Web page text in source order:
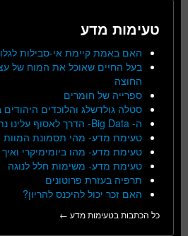
טעימות מדע
האם באמת קיימת אי-סבילות
בעל החיים שאוכל את המוח של
החוצה
ספרייה של חומרים
סטלה גולדשלג והלוכדים
ה- Big Data- הדרך לאסוף עלינו נתונים
טעימת מדע- מהי תסמונת המוות
טעימת מדע- מהו ביומימיקרי
טעימת מדע- משימות חלל לנוגה
תרפיה בעזרת פרוטונים
האם זכר יכול להיכנס להריון?
כל הכתבות בטעימות מדע ←